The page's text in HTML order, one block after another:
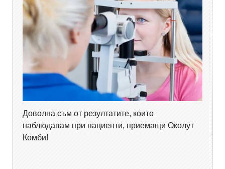
Доволна съм от резултатите, които
наблюдавам при пациенти, приемащи Околут
Комби!